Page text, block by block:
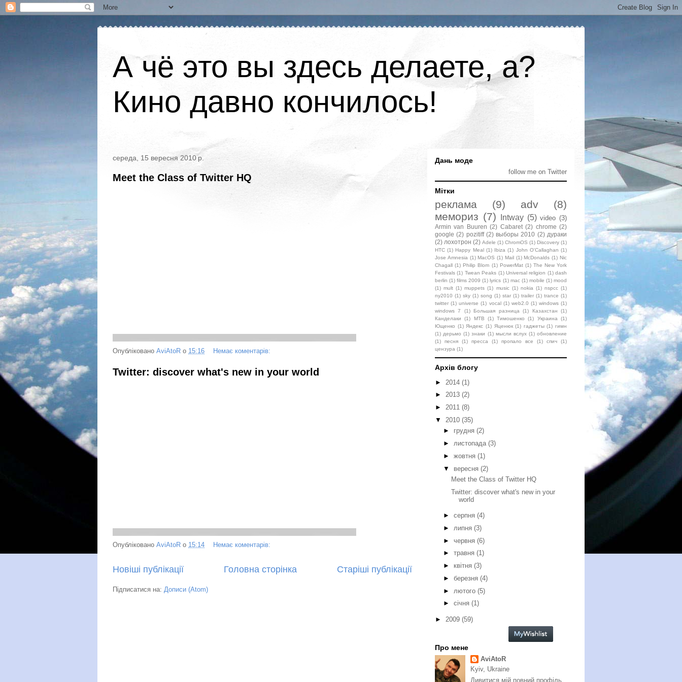
А чё это вы здесь делаете, а?
Кино давно кончилось!
середа, 15 вересня 2010 р.
Meet the Class of Twitter HQ
Опубліковано AviAtoR о 15:16 Немає коментарів:
Twitter: discover what's new in your world
Опубліковано AviAtoR о 15:14 Немає коментарів:
Новіші публікації Старіші публікації
Головна сторінка
Підписатися на: Дописи (Atom)
Дань моде
follow me on Twitter
Мітки
реклама (9) adv
(8)
мемориз (7) Intway (5) video (3)
Armin van Buuren (2) Cabaret (2) chrome (2)
google (2) pozitiff (2) выборы 2010 (2) дураки
(2) лохотрон (2) Adele (1) ChromOS (1) Discovery (1)
HTC (1) Happy Meal (1) Ibiza (1) John O'Callaghan (1)
Jose Amnesia (1) MacOS (1) Mail (1) McDonalds (1) Nic
Chagall (1) Philip Blom (1) PowerMat (1) The New York
Festivals (1) Twean Peaks (1) Universal religion (1) dash
berlin (1) films 2009 (1) lyrics (1) mac (1) mobile (1) mood
(1) mult (1) muppets (1) music (1) nokia (1) nspcc (1)
ny2010 (1) sky (1) song (1) star (1) trailer (1) trance (1)
twitter (1) universe (1) vocal (1) web2.0 (1) windows (1)
windows 7
(1) Большая разница (1) Казахстан
(1)
Канделаки
(1) МТВ (1) Тимошенко (1) Украина
(1)
Ющенко (1) Яндекс (1) Яценюк (1) гаджеты (1) гимн
(1) дерьмо (1) знаки (1) мысли вслух (1) обновление
(1)
песня (1) пресса (1) пропало все (1) спич
(1)
цензура (1)
Архів блогу
► 2014 (1)
► 2013 (2)
► 2011 (8)
▼ 2010 (35)
► грудня (2)
► листопада (3)
► жовтня (1)
▼ вересня (2)
Meet the Class of Twitter HQ
Twitter: discover what's new in your
world
► серпня (4)
► липня (3)
► червня (6)
► травня (1)
► квітня (3)
► березня (4)
► лютого (5)
► січня (1)
► 2009 (59)
Про мене
AviAtoR
Kyiv, Ukraine
Дивитися мій повний профіль